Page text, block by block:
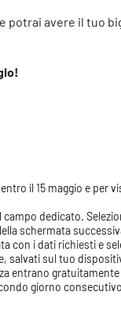
e potrai avere il tuo
il 15 maggio e per
dedicato.
schermata
con i dati richiesti e
salvati sul tuo
entrano gratuitamente
giorno